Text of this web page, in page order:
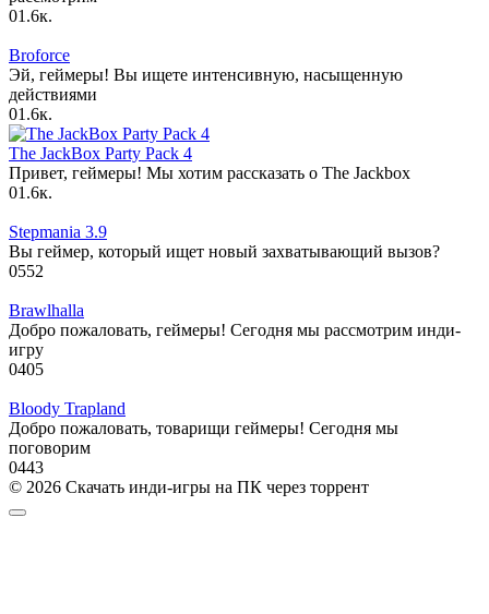
01.6к.
Broforce
Эй, геймеры! Вы ищете интенсивную, насыщенную
действиями
01.6к.
The JackBox Party Pack 4
Привет, геймеры! Мы хотим рассказать о The Jackbox
01.6к.
Stepmania 3.9
Вы геймер, который ищет новый захватывающий вызов?
0552
Brawlhalla
Добро пожаловать, геймеры! Сегодня мы рассмотрим инди-
игру
0405
Bloody Trapland
Добро пожаловать, товарищи геймеры! Сегодня мы
поговорим
0443
© 2026 Скачать инди-игры на ПК через торрент